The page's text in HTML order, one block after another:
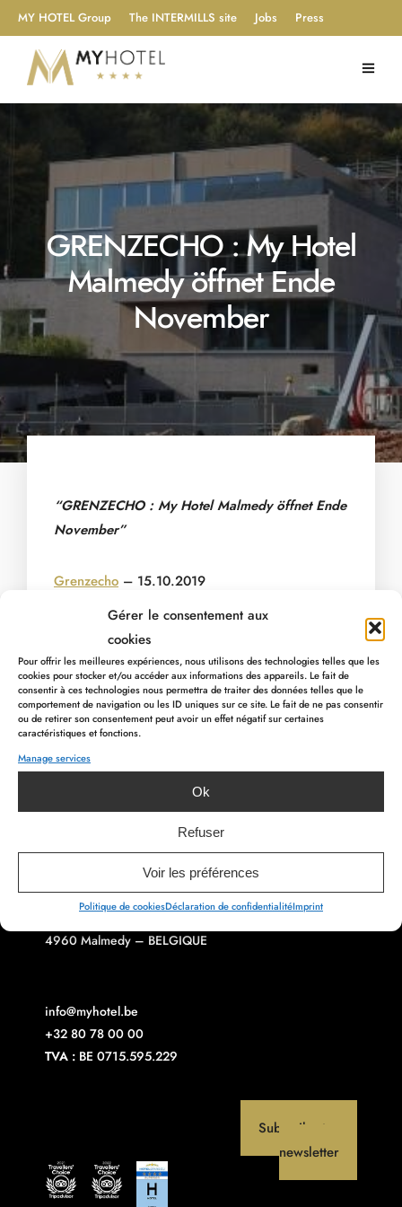
Gérer le consentement aux
cookies
Pour offrir les meilleures expériences, nous utilisons des technologies telles que les
cookies pour stocker et/ou accéder aux informations des appareils. Le fait de
consentir à ces technologies nous permettra de traiter des données telles que le
comportement de navigation ou les ID uniques sur ce site. Le fait de ne pas consentir
ou de retirer son consentement peut avoir un effet négatif sur certaines
caractéristiques et fonctions.
Manage services
Ok
Refuser
Voir les préférences
Politique de cookiesDéclaration de confidentialitéImprint
MY HOTEL Group The INTERMILLS site Jobs Press
GRENZECHO : My Hotel
Malmedy öffnet Ende
November
“GRENZECHO : My Hotel Malmedy öffnet Ende
November”
Grenzecho – 15.10.2019
Discover the news
PREVIOUS ARTICLE NEXT ARTICLE
Rue Devant les Grands Moulins 25
4960 Malmedy – BELGIQUE
info@myhotel.be
+32 80 78 00 00
TVA : BE 0715.595.229
Subscribe to our
newsletter